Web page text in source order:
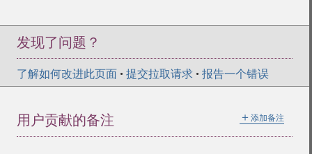
发现了问题？
了解如何改进此页面 • 提交拉取请求 • 报告一个错误
＋ 添加备注
用户贡献的备注